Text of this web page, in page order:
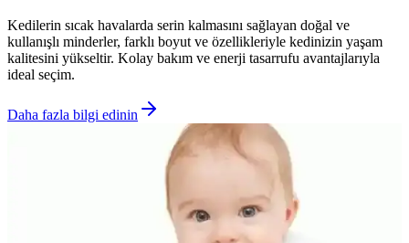
Kedilerin sıcak havalarda serin kalmasını sağlayan doğal ve
kullanışlı minderler, farklı boyut ve özellikleriyle kedinizin yaşam
kalitesini yükseltir. Kolay bakım ve enerji tasarrufu avantajlarıyla
ideal seçim.
Daha fazla bilgi edinin